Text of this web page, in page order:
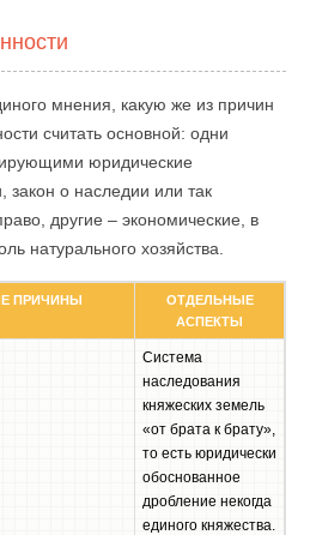
мнения, какую же из причин
считать основной: одни
юридические
закон о наследии или так
другие – экономические, в
натурального хозяйства.
ПРИЧИНЫ
ОТДЕЛЬНЫЕ
АСПЕКТЫ
Система
наследования
княжеских земель
«от брата к брату»,
то есть юридически
обоснованное
дробление некогда
единого княжества.